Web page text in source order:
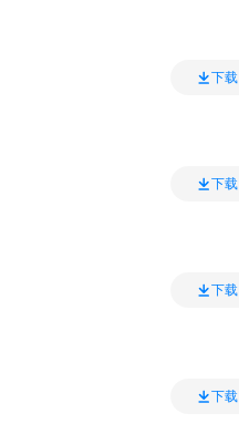
下载
下载
下载
下载